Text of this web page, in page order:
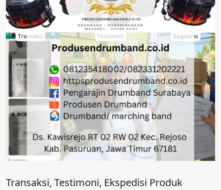
Transaksi, Testimoni, Ekspedisi Produk